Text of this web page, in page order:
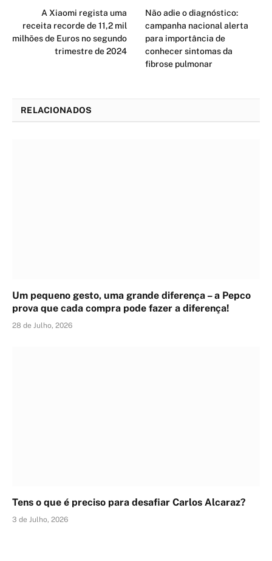
A Xiaomi regista uma
receita recorde de 11,2 mil
milhões de Euros no segundo
trimestre de 2024
Não adie o diagnóstico:
campanha nacional alerta
para importância de
conhecer sintomas da
fibrose pulmonar
RELACIONADOS
Um pequeno gesto, uma grande diferença – a Pepco
prova que cada compra pode fazer a diferença!
28 de Julho, 2026
Tens o que é preciso para desafiar Carlos Alcaraz?
3 de Julho, 2026